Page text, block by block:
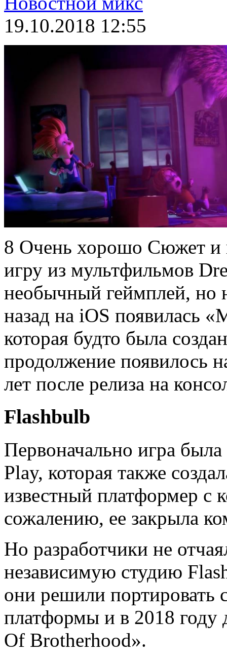
19.10.2018 12:55
8 Очень хорошо Сюжет и
игру из мультфильмов
необычный геймплей, но
назад на iOS появилась
которая будто была
продолжение появилось
лет после релиза на
Flashbulb
Первоначально игра
Play, которая также
известный платформер с
сожалению, ее закрыла
Но разработчики не
независимую студию
они решили портировать
платформы и в 2018 году
Of Brotherhood».